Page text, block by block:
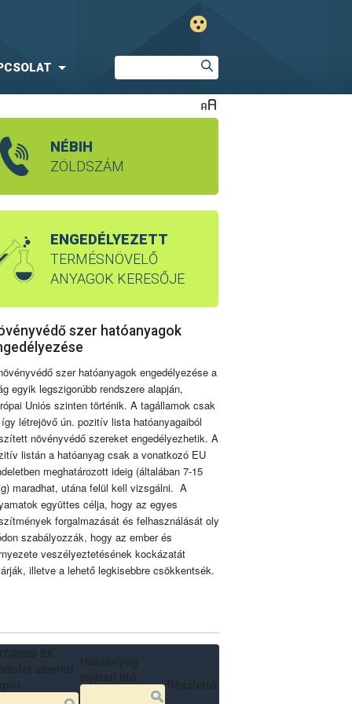
NÉBIH
ZÖLDSZÁM
ENGEDÉLYEZETT
TERMÉSNÖVELŐ
ANYAGOK KERESŐJE
szer hatóanyagok
szer hatóanyagok engedélyezése a
egyik legszigorúbb rendszere alapján,
Uniós szinten történik. A tagállamok csak
létrejövő ún. pozitív lista hatóanyagaiból
növényvédő szereket engedélyezhetik. A
listán a hatóanyag csak a vonatkozó EU
meghatározott ideig (általában 7-15
maradhat, utána felül kell vizsgálni. A
együttes célja, hogy az egyes
forgalmazását és felhasználását oly
szabályozzák, hogy az ember és
veszélyeztetésének kockázatát
illetve a lehető legkisebbre csökkentsék.